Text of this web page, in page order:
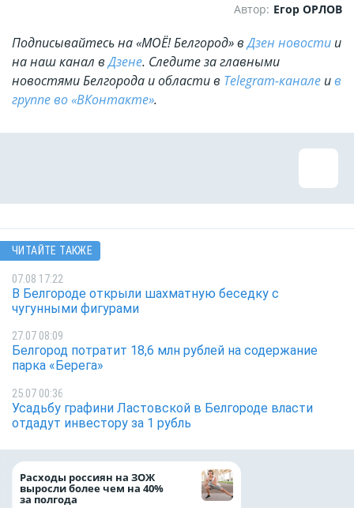
Автор: Егор ОРЛОВ
Подписывайтесь на «МОЁ! Белгород» вДзен новости и
на наш канал вДзене. Cледите за главными
новостями Белгорода и области в Telegram-канале ив
группе во «ВКонтакте».
ЧИТАЙТЕ ТАКЖЕ
07.08 17:22
В Белгороде открыли шахматную беседку с
чугунными фигурами
27.07 08:09
Белгород потратит 18,6 млн рублей на содержание
парка «Берега»
25.07 00:36
Усадьбу графини Ластовской в Белгороде власти
отдадут инвестору за 1 рубль
Расходы россиян на ЗОЖ
выросли более чем на 40%
за полгода